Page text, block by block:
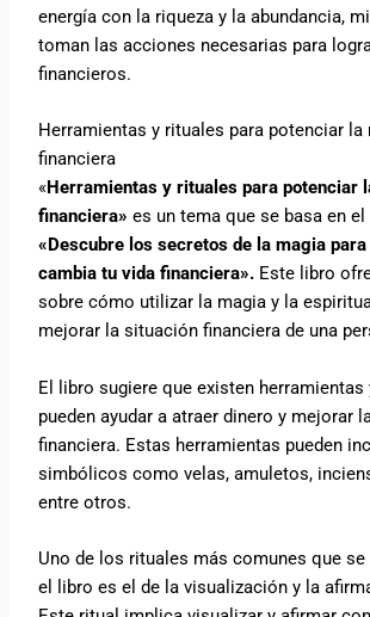
energía con la riqueza y la abundancia,
toman las acciones necesarias para
financieros.
Herramientas y rituales para potenciar la
financiera
«Herramientas y rituales para potenciar
financiera» es un tema que se basa en
«Descubre los secretos de la magia
cambia tu vida financiera». Este libro
sobre cómo utilizar la magia y la
mejorar la situación financiera de una
El libro sugiere que existen
pueden ayudar a atraer dinero y mejorar
financiera. Estas herramientas pueden
simbólicos como velas, amuletos,
entre otros.
Uno de los rituales más comunes que
el libro es el de la visualización y la